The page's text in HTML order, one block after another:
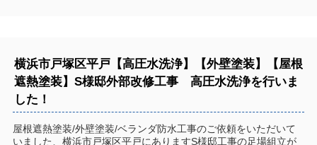
横浜市戸塚区平戸【高圧水洗浄】【外壁塗装】【屋根
遮熱塗装】S様邸外部改修工事 高圧水洗浄を行いま
した！
屋根遮熱塗装/外壁塗装/ベランダ防水工事のご依頼をいただいて
いました、横浜市戸塚区平戸にありますS様邸工事の足場組立が